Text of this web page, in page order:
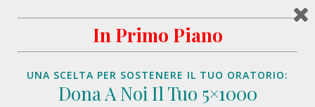
Share Post
In Primo Piano
UNA SCELTA PER SOSTENERE IL TUO ORATORIO:
Dona A Noi Il Tuo 5×1000